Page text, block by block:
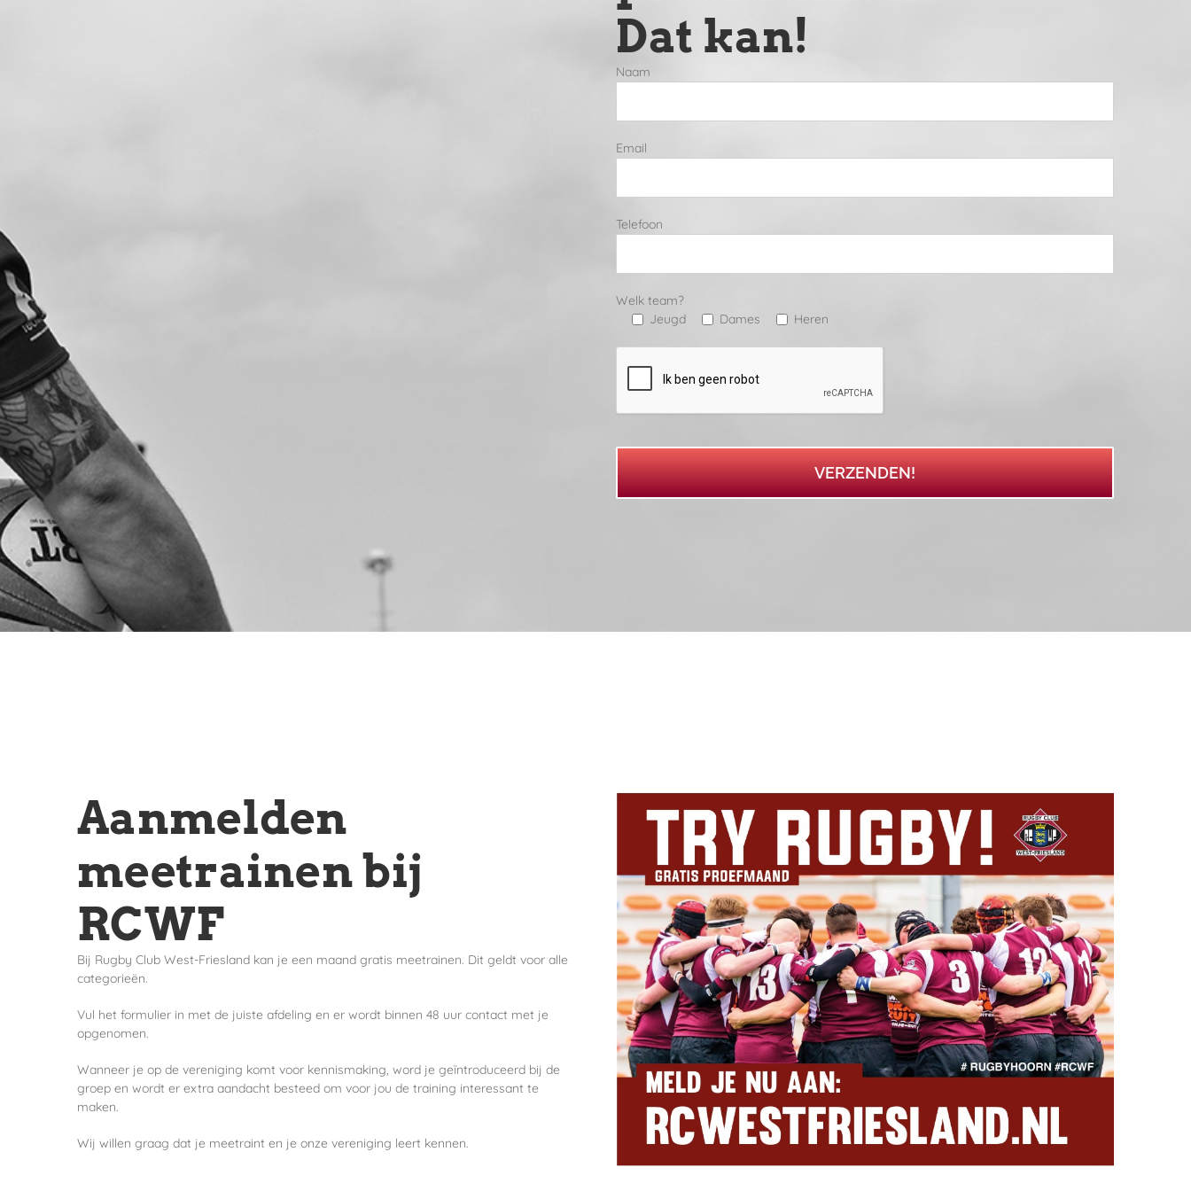
Dat kan!
Naam
Email
Telefoon
Welk team?
Jeugd
Dames Heren
Aanmelden
meetrainen bij
RCWF
Bij Rugby Club West-Friesland kan je een maand gratis meetrainen. Dit geldt voor alle
categorieën.
Vul het formulier in met de juiste afdeling en er wordt binnen 48 uur contact met je
opgenomen.
Wanneer je op de vereniging komt voor kennismaking, word je geïntroduceerd bij de
groep en wordt er extra aandacht besteed om voor jou de training interessant te
maken.
Wij willen graag dat je meetraint en je onze vereniging leert kennen.